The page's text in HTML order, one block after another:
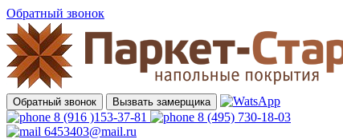
Обратный звонок
Обратный звонок Вызвать замерщика
8 (916 )153-37-81
8 (495) 730-18-03
6453403@mail.ru